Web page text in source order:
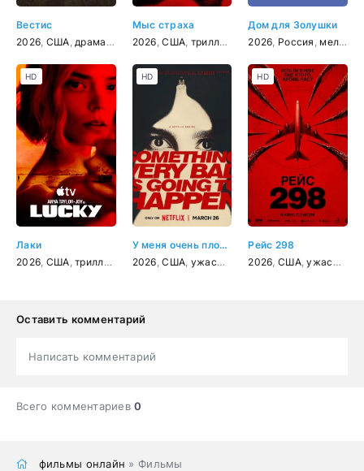
Вестис
2026 США драма , криминал
Мыс страха
2026 ,США триллер драма, криминал
Дом для Золушки
2026 Россия мелодрама
Лаки
2026 США ,триллер драма, криминал
HD
У меня очень плохое предчувствие
2026 ,США ужасы драма
HD
Рейс 298
2026 США,ужасы ,
HD
Оставить комментарий
Написать комментарий
Всего комментариев0
фильмы онлайн » Фильмы